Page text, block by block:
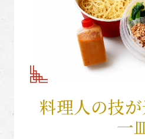
料理人の技
一